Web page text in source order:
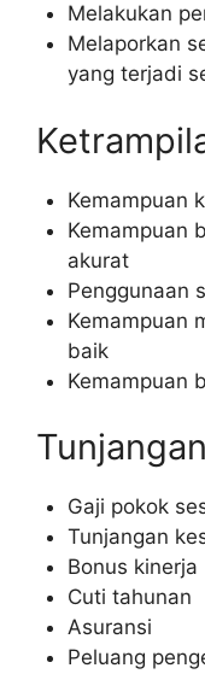
Melakukan
Melaporkan
yang terjadi
Kemampuan
Kemampuan
akurat
Penggunaan
Kemampuan
baik
Kemampuan
Gaji pokok
Tunjangan
Bonus kinerja
Cuti tahunan
Asuransi
Peluang